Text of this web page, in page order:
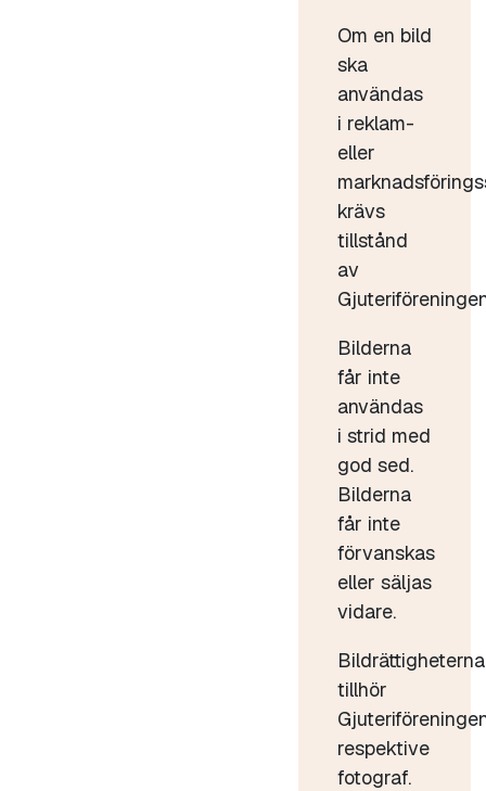
Om en bild
ska
användas
i reklam-
eller
krävs
tillstånd
av
Bilderna
får inte
användas
i strid med
god sed.
Bilderna
får inte
förvanskas
eller säljas
vidare.
Bildrättigheterna
tillhör
respektive
fotograf.